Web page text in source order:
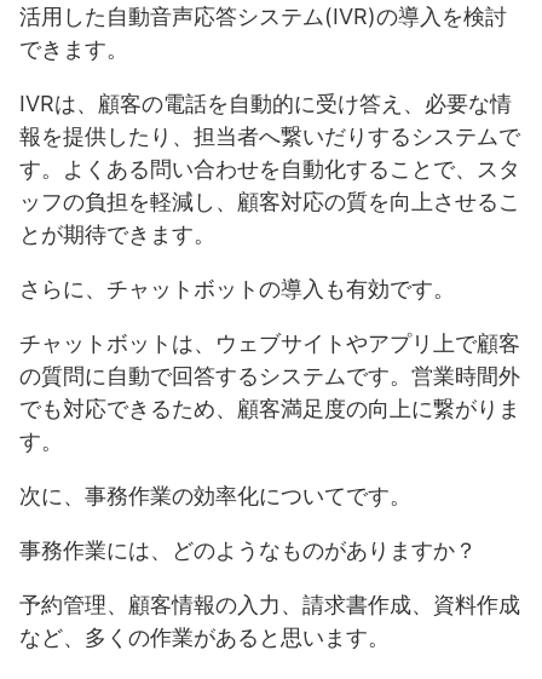
活用した自動音声応答システム(IVR)の導入を検討
できます。
IVRは、顧客の電話を自動的に受け答え、必要な情
報を提供したり、担当者へ繋いだりするシステムで
す。よくある問い合わせを自動化することで、スタ
ッフの負担を軽減し、顧客対応の質を向上させるこ
とが期待できます。
さらに、チャットボットの導入も有効です。
チャットボットは、ウェブサイトやアプリ上で顧客
の質問に自動で回答するシステムです。営業時間外
でも対応できるため、顧客満足度の向上に繋がりま
す。
次に、事務作業の効率化についてです。
事務作業には、どのようなものがありますか？
予約管理、顧客情報の入力、請求書作成、資料作成
など、多くの作業があると思います。